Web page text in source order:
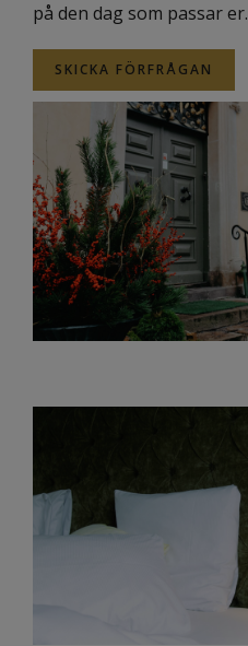
på den dag som passar er.
SKICKA FÖRFRÅGAN